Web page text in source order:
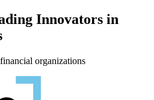
Innovators in
organizations